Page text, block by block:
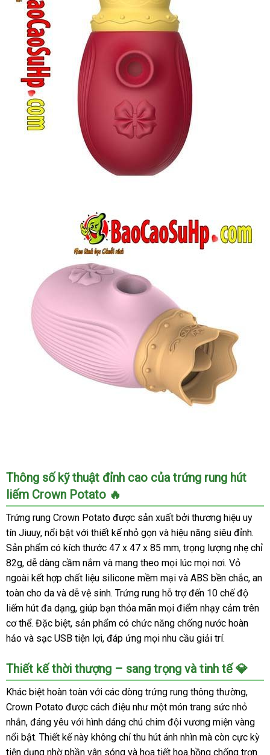
Nhỏ
Gọn
Kích
Thích
Khoái
Cảm
Mạnh
Thích
Cảm
Trứng
Rung
Crown
Potato
Nhỏ
Gọn
Kích
Thích
Khoái
Cảm
Mạnh
Mẽ
Thông số kỹ thuật đỉnh cao của trứng rung hút
liếm Crown Potato 🔥
Trứng rung Crown Potato được sản xuất bởi thương hiệu uy
tín Jiuuy, nổi bật với thiết kế nhỏ gọn và hiệu năng siêu đỉnh.
Sản phẩm có kích thước 47 x 47 x 85 mm, trọng lượng nhẹ chỉ
82g, dễ dàng cầm nắm và mang theo mọi lúc mọi nơi. Vỏ
ngoài kết hợp chất liệu silicone mềm mại và ABS bền chắc, an
toàn cho da và dễ vệ sinh. Trứng rung hỗ trợ đến 10 chế độ
liếm hút đa dạng, giúp bạn thỏa mãn mọi điểm nhạy cảm trên
cơ thể. Đặc biệt, sản phẩm có chức năng chống nước hoàn
hảo và sạc USB tiện lợi, đáp ứng mọi nhu cầu giải trí.
Thiết kế thời thượng – sang trọng và tinh tế 💎
Khác biệt hoàn toàn với các dòng trứng rung thông thường,
Crown Potato được cách điệu như một món trang sức nhỏ
nhắn, đáng yêu với hình dáng chú chim đội vương miện vàng
nổi bật. Thiết kế này không chỉ thu hút ánh nhìn mà còn cực kỳ
tiện dụng nhờ phần vân sóng và họa tiết hoa hồng chống trơn